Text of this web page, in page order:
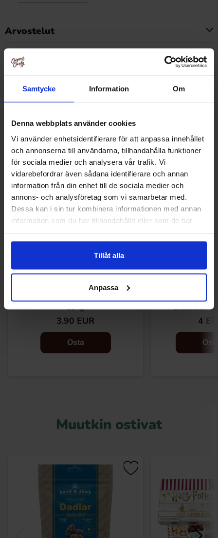
Samtycke Information Om
Denna webbplats använder cookies
Vi använder enhetsidentifierare för att anpassa innehållet
och annonserna till användarna, tillhandahålla funktioner
för sociala medier och analysera vår trafik. Vi
vidarebefordrar även sådana identifierare och annan
information från din enhet till de sociala medier och
annons- och analysföretag som vi samarbetar med.
Dessa kan i sin tur kombinera informationen med annan
information som du har tillhandahållit eller som de har
Tillåt alla
Anpassa
Arvostelut
Tällä tuotteella ei ole arvosteluja
Hintahistoria
08-08 )
Muut pitivät
Taiwan Dessert - Mochi Cake Mango
104g
3.90 EUR
Osta
Taiwan Dessert
Chocolate
4
Muutkin ostivat